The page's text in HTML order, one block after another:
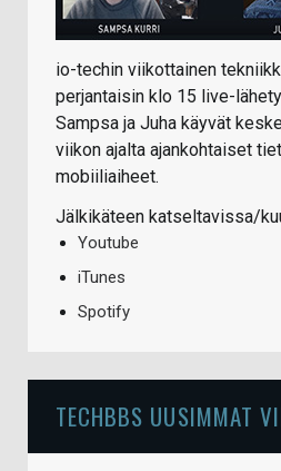
io-techin viikottainen
perjantaisin klo 15 live-
Sampsa ja Juha käyvät
viikon ajalta ajankohtaiset
mobiiliaiheet.
Jälkikäteen katseltavissa/
Youtube
iTunes
Spotify
TECHBBS UUSIMMAT